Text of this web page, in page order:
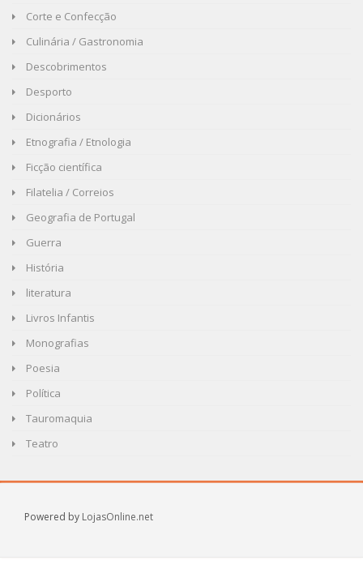
Corte e Confecção
Culinária / Gastronomia
Descobrimentos
Desporto
Dicionários
Etnografia / Etnologia
Ficção científica
Filatelia / Correios
Geografia de Portugal
Guerra
História
literatura
Livros Infantis
Monografias
Poesia
Política
Tauromaquia
Teatro
Powered by LojasOnline.net